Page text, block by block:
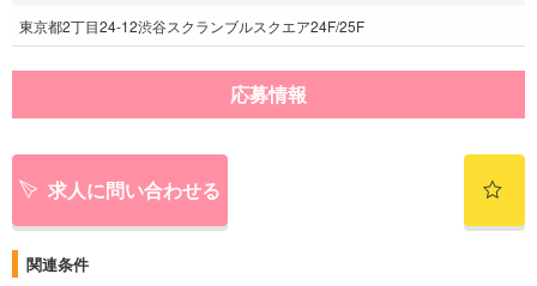
東京都2丁目24-12渋谷スクランブルスクエア24F/25F
応募情報
求人に問い合わせる
関連条件